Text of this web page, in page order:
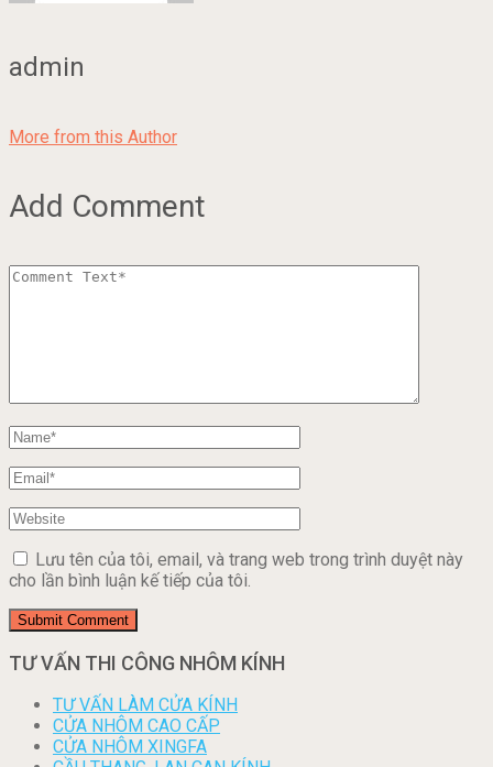
admin
More from this Author
Add Comment
Lưu tên của tôi, email, và trang web trong trình duyệt này
cho lần bình luận kế tiếp của tôi.
TƯ VẤN THI CÔNG NHÔM KÍNH
TƯ VẤN LÀM CỬA KÍNH
CỬA NHÔM CAO CẤP
CỬA NHÔM XINGFA